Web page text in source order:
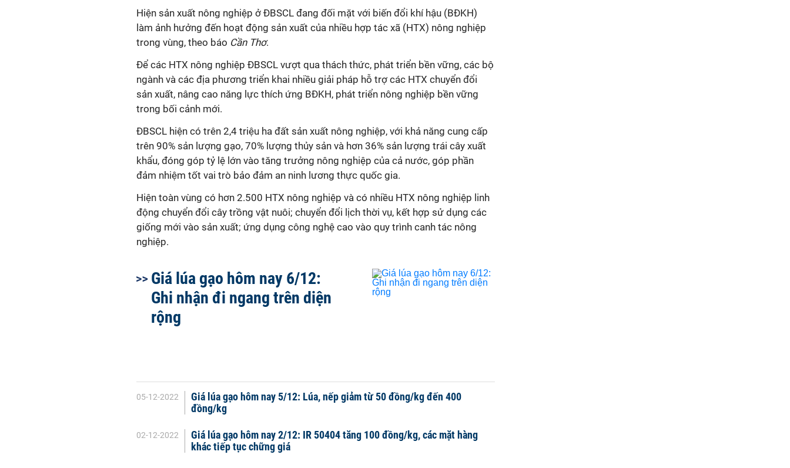
Hiện sản xuất nông nghiệp ở ÐBSCL đang đối mặt với biến đổi khí hậu (BĐKH)
làm ảnh hưởng đến hoạt động sản xuất của nhiều hợp tác xã (HTX) nông nghiệp
trong vùng, theo báo Cần Thơ.
Ðể các HTX nông nghiệp ÐBSCL vượt qua thách thức, phát triển bền vững, các bộ
ngành và các địa phương triển khai nhiều giải pháp hỗ trợ các HTX chuyển đổi
sản xuất, nâng cao năng lực thích ứng BÐKH, phát triển nông nghiệp bền vững
trong bối cảnh mới.
ÐBSCL hiện có trên 2,4 triệu ha đất sản xuất nông nghiệp, với khả năng cung cấp
trên 90% sản lượng gạo, 70% lượng thủy sản và hơn 36% sản lượng trái cây xuất
khẩu, đóng góp tỷ lệ lớn vào tăng trưởng nông nghiệp của cả nước, góp phần
đảm nhiệm tốt vai trò bảo đảm an ninh lương thực quốc gia.
Hiện toàn vùng có hơn 2.500 HTX nông nghiệp và có nhiều HTX nông nghiệp linh
động chuyển đổi cây trồng vật nuôi; chuyển đổi lịch thời vụ, kết hợp sử dụng các
giống mới vào sản xuất; ứng dụng công nghệ cao vào quy trình canh tác nông
nghiệp.
Giá lúa gạo hôm nay 6/12:
Ghi nhận đi ngang trên diện
rộng
05-12-2022
Giá lúa gạo hôm nay 5/12: Lúa, nếp giảm từ 50 đồng/kg đến 400
đồng/kg
02-12-2022
Giá lúa gạo hôm nay 2/12: IR 50404 tăng 100 đồng/kg, các mặt hàng
khác tiếp tục chững giá